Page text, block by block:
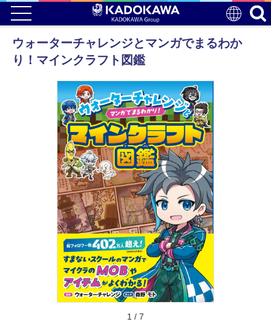
ウォーターチャレンジとマンガでまるわか
り！マインクラフト図鑑
1 / 7